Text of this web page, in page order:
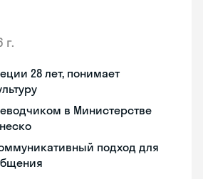
г.
28 лет, понимает
в Министерстве
подход для